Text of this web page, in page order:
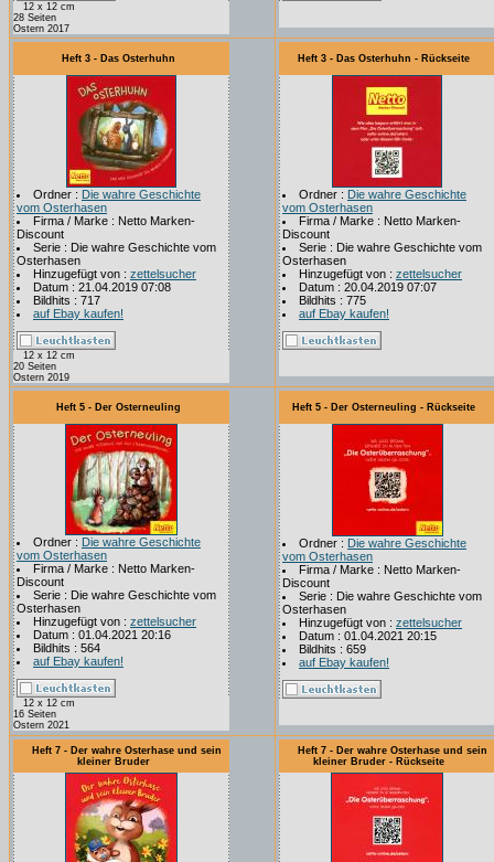
12 x 12 cm
28 Seiten
Ostern 2017
Heft 3 - Das Osterhuhn
Ordner : Die wahre Geschichte
vom Osterhasen
Firma / Marke : Netto Marken-
Discount
Serie : Die wahre Geschichte vom
Osterhasen
Hinzugefügt von : zettelsucher
Datum : 21.04.2019 07:08
Bildhits : 717
auf Ebay kaufen!
12 x 12 cm
20 Seiten
Ostern 2019
Heft 3 - Das Osterhuhn - Rückseite
Ordner : Die wahre Geschichte
vom Osterhasen
Firma / Marke : Netto Marken-
Discount
Serie : Die wahre Geschichte vom
Osterhasen
Hinzugefügt von : zettelsucher
Datum : 20.04.2019 07:07
Bildhits : 775
auf Ebay kaufen!
Heft 5 - Der Osterneuling
Ordner : Die wahre Geschichte
vom Osterhasen
Firma / Marke : Netto Marken-
Discount
Serie : Die wahre Geschichte vom
Osterhasen
Hinzugefügt von : zettelsucher
Datum : 01.04.2021 20:16
Bildhits : 564
auf Ebay kaufen!
12 x 12 cm
16 Seiten
Ostern 2021
Heft 5 - Der Osterneuling - Rückseite
Ordner : Die wahre Geschichte
vom Osterhasen
Firma / Marke : Netto Marken-
Discount
Serie : Die wahre Geschichte vom
Osterhasen
Hinzugefügt von : zettelsucher
Datum : 01.04.2021 20:15
Bildhits : 659
auf Ebay kaufen!
Heft 7 - Der wahre Osterhase und sein
kleiner Bruder
Heft 7 - Der wahre Osterhase und sein
kleiner Bruder - Rückseite